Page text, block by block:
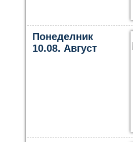
Понеделник
10.08. Август